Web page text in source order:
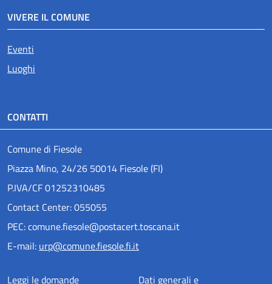
VIVERE IL COMUNE
Eventi
Luoghi
CONTATTI
Comune di Fiesole
Piazza Mino, 24/26 50014 Fiesole (FI)
P.IVA/CF 01252310485
Contact Center: 055055
PEC: comune.fiesole@postacert.toscana.it
E-mail: urp@comune.fiesole.fi.it
Leggi le domande Dati generali e